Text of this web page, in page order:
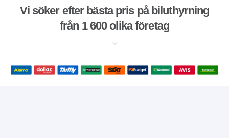
Vi söker efter bästa pris på biluthyrning
från 1 600 olika företag